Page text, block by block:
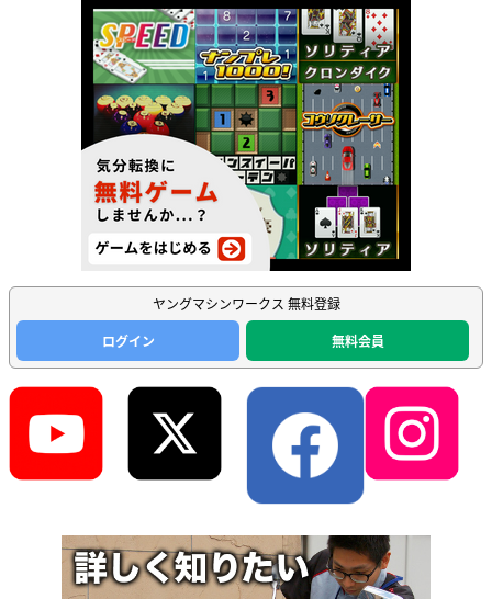
ヤングマシンワークス 無料登録
ログイン
無料会員